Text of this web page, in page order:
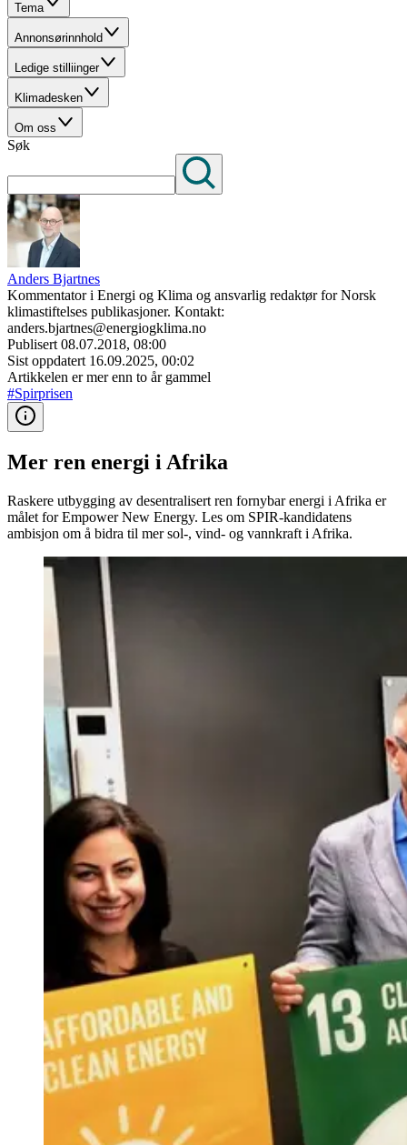
Tema
Annonsørinnhold
Ledige stilliinger
Klimadesken
Om oss
Søk
Anders Bjartnes
Kommentator i Energi og Klima og ansvarlig redaktør for Norsk
klimastiftelses publikasjoner. Kontakt:
anders.bjartnes@energiogklima.no
Publisert 08.07.2018, 08:00
Sist oppdatert 16.09.2025, 00:02
Artikkelen er mer enn to år gammel
#Spirprisen
Mer ren energi i Afrika
Raskere utbygging av desentralisert ren fornybar energi i Afrika er
målet for Empower New Energy. Les om SPIR-kandidatens
ambisjon om å bidra til mer sol-, vind- og vannkraft i Afrika.